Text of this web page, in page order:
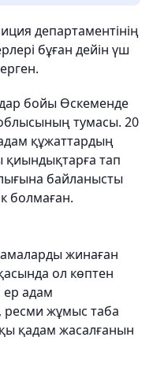
департаментінің
бұған дейін үш
бойы Өскеменде
тумасы. 20
құжаттардың
тап
байланысты
болмаған.
жинаған
ол көптен
ер адам
ресми жұмыс таба
қадам жасалғанын